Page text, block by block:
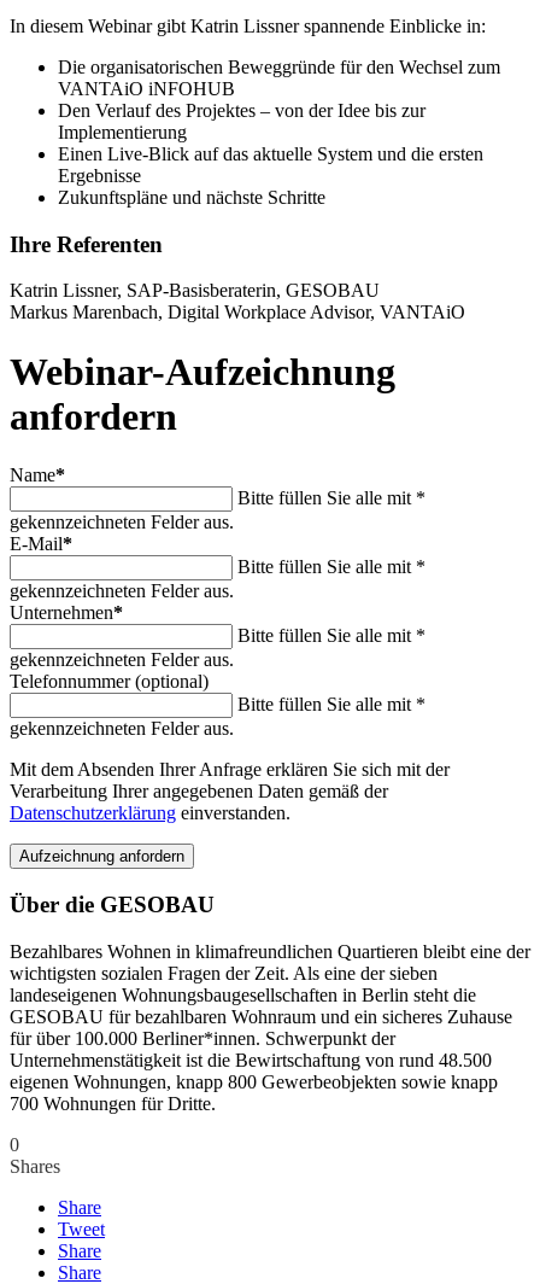
In diesem Webinar gibt Katrin Lissner spannende Einblicke in:
Die organisatorischen Beweggründe für den Wechsel zum
VANTAiO iNFOHUB
Den Verlauf des Projektes – von der Idee bis zur
Implementierung
Einen Live-Blick auf das aktuelle System und die ersten
Ergebnisse
Zukunftspläne und nächste Schritte
Ihre Referenten
Katrin Lissner, SAP-Basisberaterin, GESOBAU
Markus Marenbach, Digital Workplace Advisor, VANTAiO
Webinar-Aufzeichnung
anfordern
Name*
Bitte füllen Sie alle mit *
gekennzeichneten Felder aus.
E-Mail*
Bitte füllen Sie alle mit *
gekennzeichneten Felder aus.
Unternehmen*
Bitte füllen Sie alle mit *
gekennzeichneten Felder aus.
Telefonnummer (optional)
Bitte füllen Sie alle mit *
gekennzeichneten Felder aus.
Mit dem Absenden Ihrer Anfrage erklären Sie sich mit der
Verarbeitung Ihrer angegebenen Daten gemäß der
Datenschutzerklärung einverstanden.
Aufzeichnung anfordern
Über die GESOBAU
Bezahlbares Wohnen in klimafreundlichen Quartieren bleibt eine der
wichtigsten sozialen Fragen der Zeit. Als eine der sieben
landeseigenen Wohnungsbaugesellschaften in Berlin steht die
GESOBAU für bezahlbaren Wohnraum und ein sicheres Zuhause
für über 100.000 Berliner*innen. Schwerpunkt der
Unternehmenstätigkeit ist die Bewirtschaftung von rund 48.500
eigenen Wohnungen, knapp 800 Gewerbeobjekten sowie knapp
700 Wohnungen für Dritte.
0
Shares
Share
Tweet
Share
Share